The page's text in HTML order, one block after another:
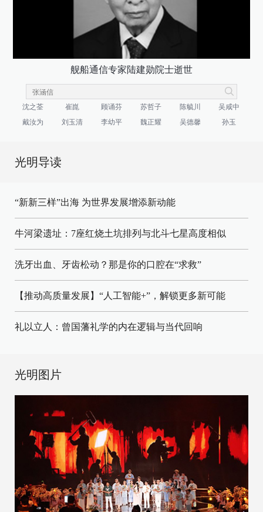
舰船通信专家陆建勋院士逝世
沈之荃 崔崑 顾诵芬 苏哲子 陈毓川
吴咸中
戴汝为
刘玉清 李幼平 魏正耀 吴德馨 孙玉
光明导读
“新新三样”出海 为世界发展增添新动能
牛河梁遗址：7座红烧土坑排列与北斗七星高度相似
洗牙出血、牙齿松动？那是你的口腔在“求救”
【推动高质量发展】“人工智能+”，解锁更多新可能
礼以立人：曾国藩礼学的内在逻辑与当代回响
光明图片